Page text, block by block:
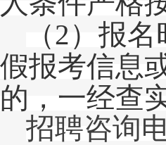
（2）报
假报考信息
的，一经查
招聘咨询